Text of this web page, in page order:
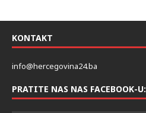
KONTAKT
info@hercegovina24.ba
PRATITE NAS NAS FACEBOOK-U: